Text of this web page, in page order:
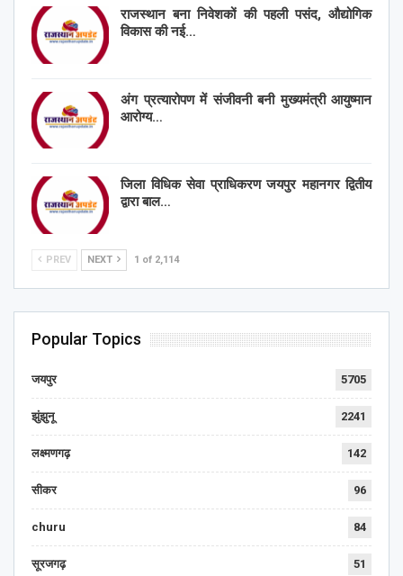
राजस्थान बना निवेशकों की पहली पसंद, औद्योगिक
विकास की नई…
अंग प्रत्यारोपण में संजीवनी बनी मुख्यमंत्री आयुष्मान
आरोग्य…
जिला विधिक सेवा प्राधिकरण जयपुर महानगर द्वितीय
द्वारा बाल…
PREV NEXT 1 of 2,114
Popular Topics
जयपुर 5705
झुंझुनू 2241
लक्ष्मणगढ़ 142
सीकर 96
churu 84
सूरजगढ़ 51